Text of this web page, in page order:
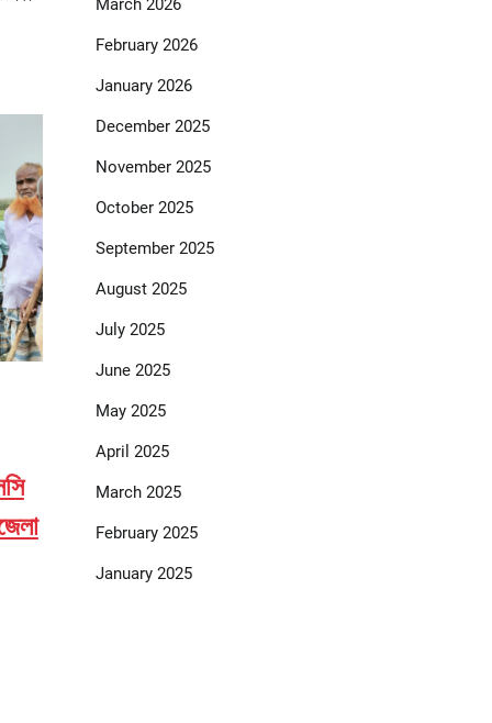
March 2026
February 2026
January 2026
December 2025
November 2025
October 2025
September 2025
August 2025
July 2025
June 2025
May 2025
April 2025
March 2025
February 2025
January 2025